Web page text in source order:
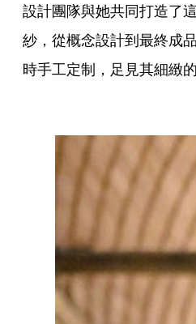
設計團隊與她共同打造了
紗，從概念設計到最終成
時手工定制，足見其細緻